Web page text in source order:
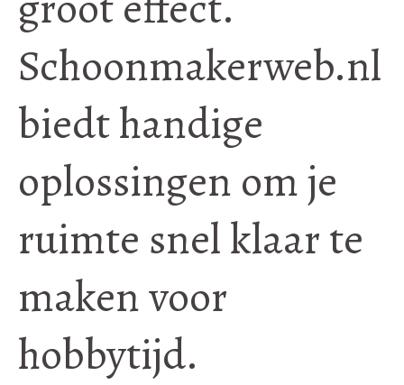
Schoonmakerweb.nl
biedt handige
oplossingen om je
ruimte snel klaar te
maken voor
hobbytijd.